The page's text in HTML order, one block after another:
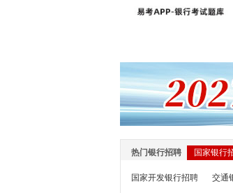
热门银行招聘 国家银行
国家开发银行招聘 交通